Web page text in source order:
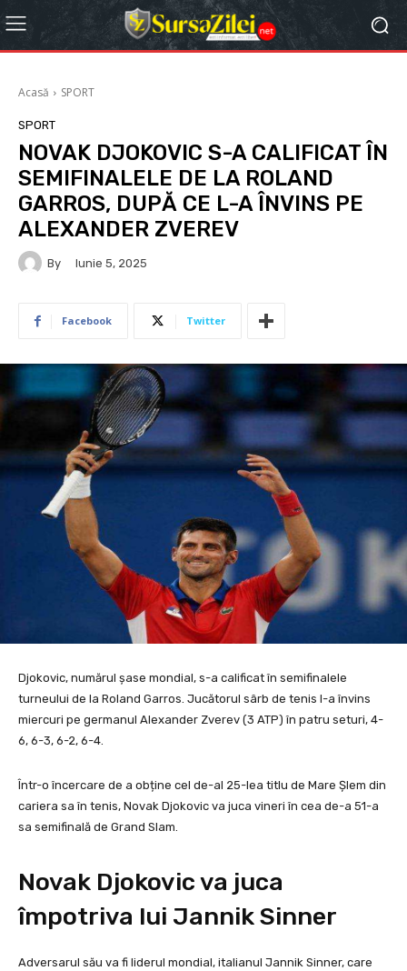
Acasă SPORT
SPORT
NOVAK DJOKOVIC S-A CALIFICAT ÎN
SEMIFINALELE DE LA ROLAND
GARROS, DUPĂ CE L-A ÎNVINS PE
ALEXANDER ZVEREV
By Iunie 5, 2025
Facebook Twitter
Djokovic, numărul şase mondial, s-a calificat în semifinalele
turneului de la Roland Garros. Jucătorul sârb de tenis l-a învins
miercuri pe germanul Alexander Zverev (3 ATP) în patru seturi, 4-
6, 6-3, 6-2, 6-4.
Într-o încercare de a obține cel de-al 25-lea titlu de Mare Şlem din
cariera sa în tenis, Novak Djokovic va juca vineri în cea de-a 51-a
sa semifinală de Grand Slam.
Novak Djokovic va juca
împotriva lui Jannik Sinner
Adversarul său va fi liderul mondial, italianul Jannik Sinner, care